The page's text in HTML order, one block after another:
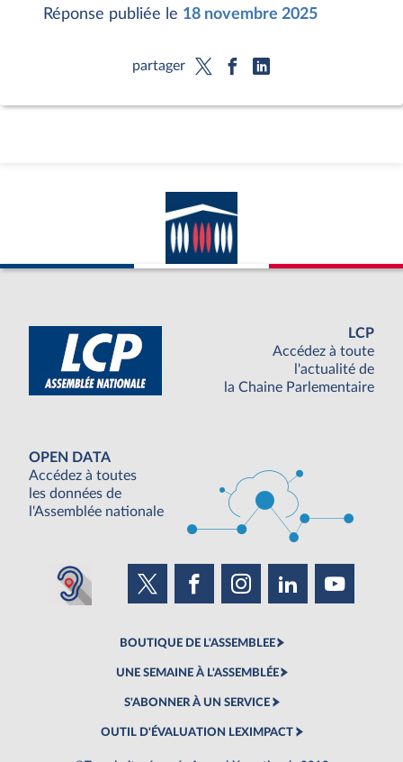
Réponse publiée le 18 novembre 2025
partager
LCP
Accédez à toute
l'actualité de
la Chaine Parlementaire
OPEN DATA
Accédez à toutes
les données de
l'Assemblée nationale
BOUTIQUE DE L'ASSEMBLEE
UNE SEMAINE À L'ASSEMBLÉE
S'ABONNER À UN SERVICE
OUTIL D'ÉVALUATION LEXIMPACT